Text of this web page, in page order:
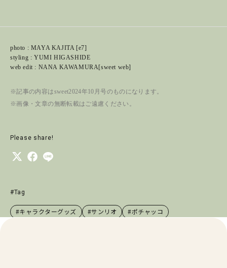
photo : MAYA KAJITA [e7]
styling : YUMI HIGASHIDE
web edit : NANA KAWAMURA[sweet web]
※記事の内容はsweet2024年10月号のものになります。
※画像・文章の無断転載はご遠慮ください。
Please share!
#Tag
#キャラクターグッズ #サンリオ #ポチャッコ